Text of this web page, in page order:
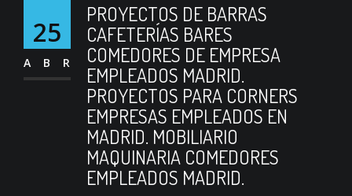
25
ABR
PROYECTOS DE BARRAS
CAFETERÍAS BARES
COMEDORES DE EMPRESA
EMPLEADOS MADRID.
PROYECTOS PARA CORNERS
EMPRESAS EMPLEADOS EN
MADRID. MOBILIARIO
MAQUINARIA COMEDORES
EMPLEADOS MADRID.